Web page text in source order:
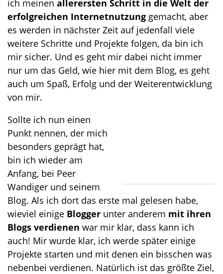
ich meinen allerersten Schritt in die Welt der
erfolgreichen Internetnutzung gemacht, aber
es werden in nächster Zeit auf jedenfall viele
weitere Schritte und Projekte folgen, da bin ich
mir sicher. Und es geht mir dabei nicht immer
nur um das Geld, wie hier mit dem Blog, es geht
auch um Spaß, Erfolg und der Weiterentwicklung
von mir.
Sollte ich nun einen
Punkt nennen, der mich
besonders geprägt hat,
bin ich wieder am
Anfang, bei Peer
Wandiger und seinem
Blog. Als ich dort das erste mal gelesen habe,
wieviel einige Blogger unter anderem mit ihren
Blogs verdienen war mir klar, dass kann ich
auch! Mir wurde klar, ich werde später einige
Projekte starten und mit denen ein bisschen was
nebenbei verdienen. Natürlich ist das größte Ziel,